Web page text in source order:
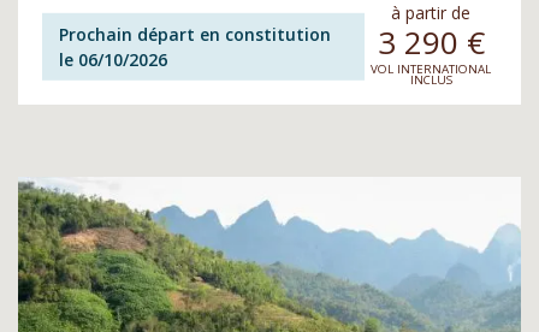
Prochain départ en constitution
le 06/10/2026
à partir de
3 290 €
VOL INTERNATIONAL
INCLUS